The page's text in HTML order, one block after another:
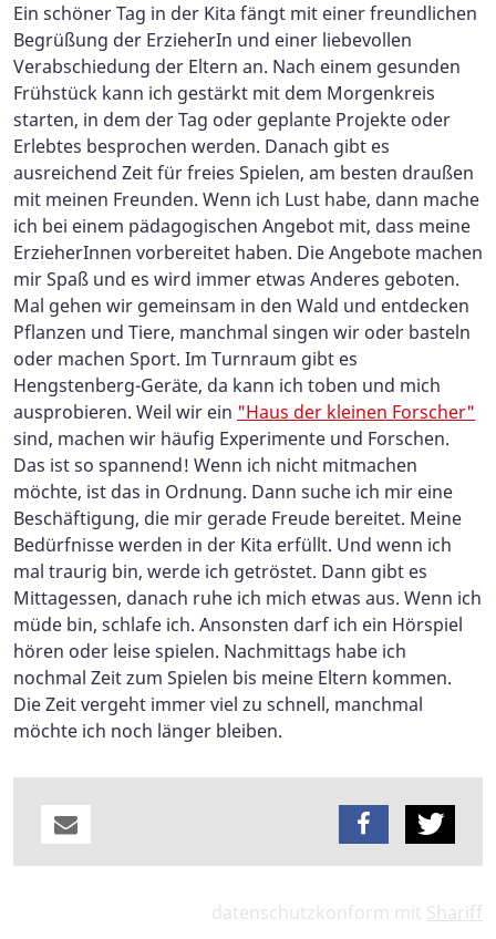
Ein schöner Tag in der Kita fängt mit einer freundlichen
Begrüßung der ErzieherIn und einer liebevollen
Verabschiedung der Eltern an. Nach einem gesunden
Frühstück kann ich gestärkt mit dem Morgenkreis
starten, in dem der Tag oder geplante Projekte oder
Erlebtes besprochen werden. Danach gibt es
ausreichend Zeit für freies Spielen, am besten draußen
mit meinen Freunden. Wenn ich Lust habe, dann mache
ich bei einem pädagogischen Angebot mit, dass meine
ErzieherInnen vorbereitet haben. Die Angebote machen
mir Spaß und es wird immer etwas Anderes geboten.
Mal gehen wir gemeinsam in den Wald und entdecken
Pflanzen und Tiere, manchmal singen wir oder basteln
oder machen Sport. Im Turnraum gibt es
Hengstenberg-Geräte, da kann ich toben und mich
ausprobieren. Weil wir ein "Haus der kleinen Forscher"
sind, machen wir häufig Experimente und Forschen.
Das ist so spannend! Wenn ich nicht mitmachen
möchte, ist das in Ordnung. Dann suche ich mir eine
Beschäftigung, die mir gerade Freude bereitet. Meine
Bedürfnisse werden in der Kita erfüllt. Und wenn ich
mal traurig bin, werde ich getröstet. Dann gibt es
Mittagessen, danach ruhe ich mich etwas aus. Wenn ich
müde bin, schlafe ich. Ansonsten darf ich ein Hörspiel
hören oder leise spielen. Nachmittags habe ich
nochmal Zeit zum Spielen bis meine Eltern kommen.
Die Zeit vergeht immer viel zu schnell, manchmal
möchte ich noch länger bleiben.
datenschutzkonform mit Shariff